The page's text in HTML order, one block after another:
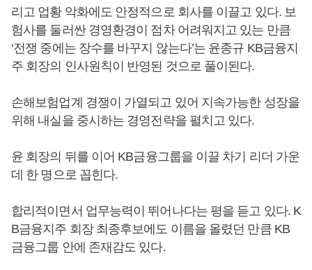
리고 업황 악화에도 안정적으로 회사를 이끌고 있다. 보
험사를 둘러싼 경영환경이 점차 어려워지고 있는 만큼
‘전쟁 중에는 장수를 바꾸지 않는다’는 윤종규 KB금융지
주 회장의 인사원칙이 반영된 것으로 풀이된다.
손해보험업계 경쟁이 가열되고 있어 지속가능한 성장을
위해 내실을 중시하는 경영전략을 펼치고 있다.
윤 회장의 뒤를 이어 KB금융그룹을 이끌 차기 리더 가운
데 한 명으로 꼽힌다.
합리적이면서 업무능력이 뛰어나다는 평을 듣고 있다. K
B금융지주 회장 최종후보에도 이름을 올렸던 만큼 KB
금융그룹 안에 존재감도 있다.